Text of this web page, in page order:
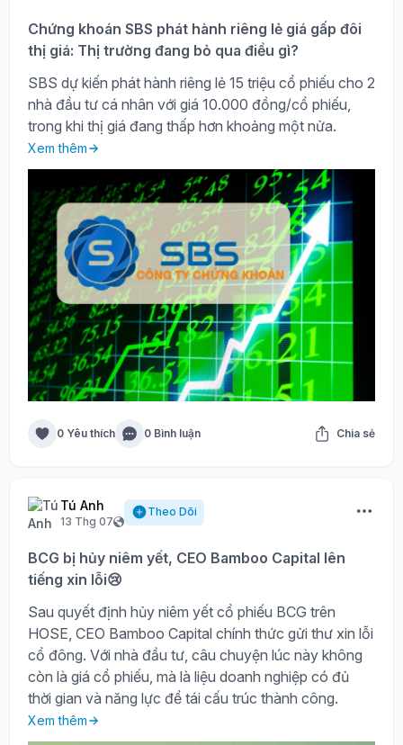
Chứng khoán SBS phát hành riêng lẻ giá gấp đôi
thị giá: Thị trường đang bỏ qua điều gì?
SBS dự kiến phát hành riêng lẻ 15 triệu cổ phiếu cho 2
nhà đầu tư cá nhân với giá 10.000 đồng/cổ phiếu,
trong khi thị giá đang thấp hơn khoảng một nửa.
Xem thêm
0 Yêu thích 0 Bình luận Chia sẻ
Tú Anh
13 Thg 07
Theo Dõi
BCG bị hủy niêm yết, CEO Bamboo Capital lên
tiếng xin lỗi😢
Sau quyết định hủy niêm yết cổ phiếu BCG trên
HOSE, CEO Bamboo Capital chính thức gửi thư xin lỗi
cổ đông. Với nhà đầu tư, câu chuyện lúc này không
còn là giá cổ phiếu, mà là liệu doanh nghiệp có đủ
thời gian và năng lực để tái cấu trúc thành công.
Xem thêm